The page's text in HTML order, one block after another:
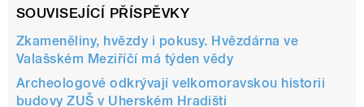
SOUVISEJÍCÍ PŘÍSPĚVKY
Zkameněliny, hvězdy i pokusy. Hvězdárna ve
Valašském Meziříčí má týden vědy
Archeologové odkrývají velkomoravskou historii
budovy ZUŠ v Uherském Hradišti